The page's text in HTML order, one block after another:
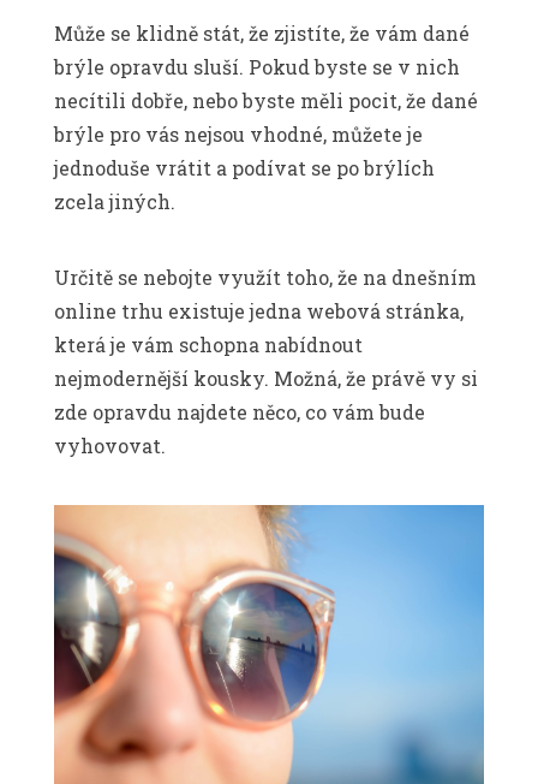
Může se klidně stát, že zjistíte, že vám dané
brýle opravdu sluší. Pokud byste se v nich
necítili dobře, nebo byste měli pocit, že dané
brýle pro vás nejsou vhodné, můžete je
jednoduše vrátit a podívat se po brýlích
zcela jiných.
Určitě se nebojte využít toho, že na dnešním
online trhu existuje jedna webová stránka,
která je vám schopna nabídnout
nejmodernější kousky. Možná, že právě vy si
zde opravdu najdete něco, co vám bude
vyhovovat.